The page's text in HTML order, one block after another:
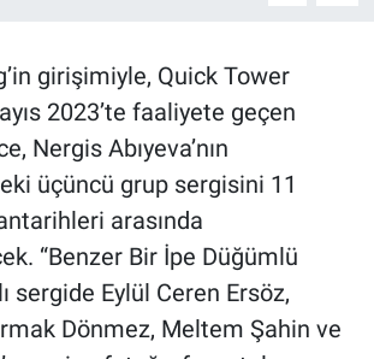
girişimiyle, Quick Tower
2023’te faaliyete geçen
Nergis Abıyeva’nın
üçüncü grup sergisini 11
arasında
“Benzer Bir İpe Düğümlü
sergide Eylül Ceren Ersöz,
Dönmez, Meltem Şahin ve